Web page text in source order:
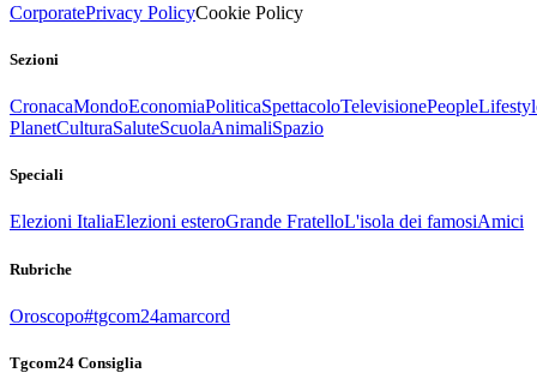
CorporatePrivacy PolicyCookie Policy
Sezioni
CronacaMondoEconomiaPoliticaSpettacoloTelevisionePeople
PlanetCulturaSaluteScuolaAnimaliSpazio
Speciali
Elezioni ItaliaElezioni esteroGrande FratelloL'isola dei famosiAmici
Rubriche
Oroscopo#tgcom24amarcord
Tgcom24 Consiglia